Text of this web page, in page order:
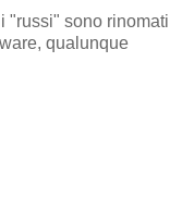
"russi" sono rinomati
qualunque